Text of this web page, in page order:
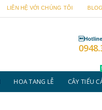
LIÊN HỆ VỚI CHÚNG TÔI BLOG
HOA TANG LỄ CÂY TIỂU